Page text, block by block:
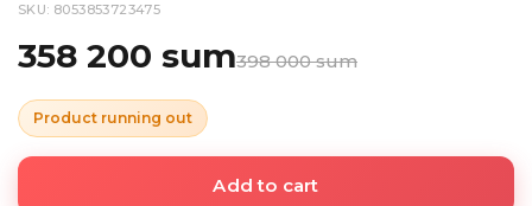
SKU: 8053853723475
358 200 sum398 000 sum
Product running out
Add to cart